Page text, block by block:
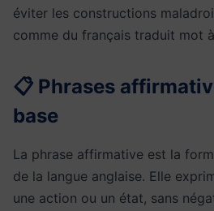
éviter les constructions
comme du français traduit mot
📋 Phrases
base
La phrase affirmative est la
de la langue anglaise. Elle
une action ou un état, sans